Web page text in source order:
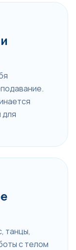
для
танцы,
с телом